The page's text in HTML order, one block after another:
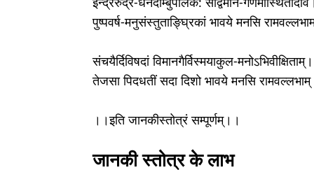
पुष्पवर्ष-मनुसंस्तुताङ्घ्रिकां भावये मनसि
संचयैर्दिविषदां विमानगैर्विस्मयाकुल-मनोऽभिवीक्षिताम्।
तेजसा पिदधतीं सदा दिशो भावये मनसि
।।इति जानकीस्तोत्रं सम्पूर्णम्।।
जानकी स्तोत्र के लाभ